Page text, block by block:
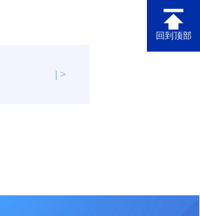
回到顶部
| >